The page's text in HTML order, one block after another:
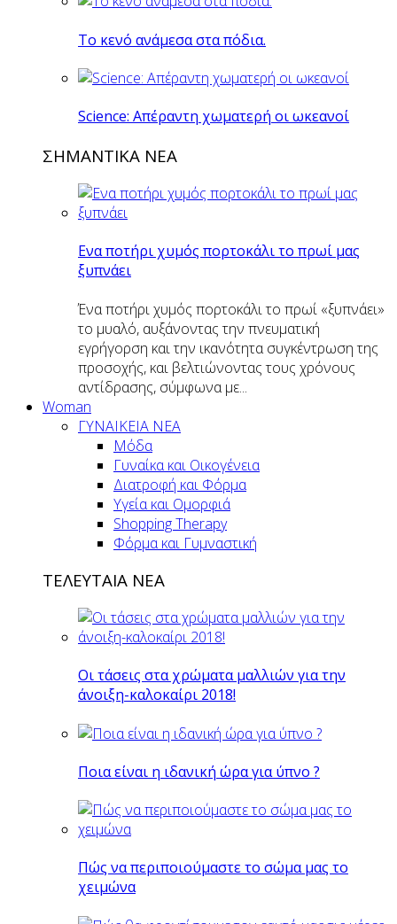
Το κενό ανάμεσα στα πόδια.
Science: Απέραντη χωματερή οι ωκεανοί
ΣΗΜΑΝΤΙΚΑ ΝΕΑ
Eνα ποτήρι χυμός πορτοκάλι το πρωί μας
ξυπνάει
Ένα ποτήρι χυμός πορτοκάλι το πρωί «ξυπνάει»
το μυαλό, αυξάνοντας την πνευματική
εγρήγορση και την ικανότητα συγκέντρωση της
προσοχής, και βελτιώνοντας τους χρόνους
αντίδρασης, σύμφωνα με...
Woman
ΓΥΝΑΙΚΕΙΑ ΝΕΑ
Μόδα
Γυναίκα και Οικογένεια
Διατροφή και Φόρμα
Υγεία και Ομορφιά
Shopping Therapy
Φόρμα και Γυμναστική
ΤΕΛΕΥΤΑΙΑ ΝΕΑ
Οι τάσεις στα χρώματα μαλλιών για την
άνοιξη-καλοκαίρι 2018!
Ποια είναι η ιδανική ώρα για ύπνο ?
Πώς να περιποιούμαστε το σώμα μας το
χειμώνα